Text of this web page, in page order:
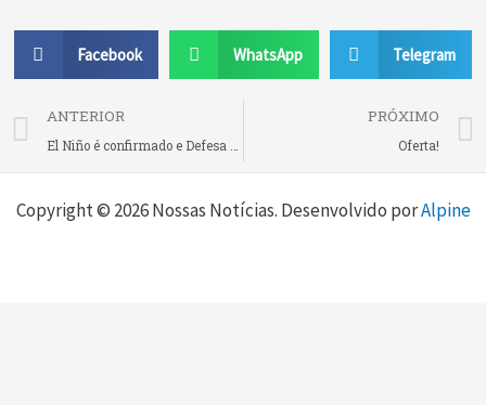
Facebook WhatsApp Telegram
Prev
ANTERIOR
El Niño é confirmado e Defesa Civil do Estado reforça monitoramento do fenômeno em Santa Catarina nos próximos meses
PRÓXIMO
Oferta!
Copyright © 2026 Nossas Notícias. Desenvolvido porAlpine